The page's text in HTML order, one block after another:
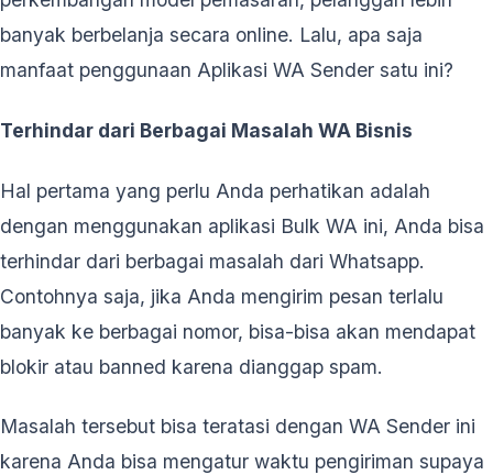
banyak berbelanja secara online. Lalu, apa saja
manfaat penggunaan Aplikasi WA Sender satu ini?
Terhindar dari Berbagai Masalah WA Bisnis
Hal pertama yang perlu Anda perhatikan adalah
dengan menggunakan aplikasi Bulk WA ini, Anda bisa
terhindar dari berbagai masalah dari Whatsapp.
Contohnya saja, jika Anda mengirim pesan terlalu
banyak ke berbagai nomor, bisa-bisa akan mendapat
blokir atau banned karena dianggap spam.
Masalah tersebut bisa teratasi dengan WA Sender ini
karena Anda bisa mengatur waktu pengiriman supaya